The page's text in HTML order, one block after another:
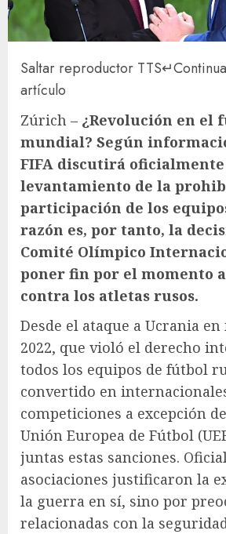
Saltar reproductor TTS↵
artículo
Zúrich – ¿Revolución en el
mundial? Según
FIFA discutirá
levantamiento de la
participación de los
razón es, por tanto, la
Comité Olímpico
poner fin por el momento
contra los atletas rusos.
Desde el ataque a Ucrania
2022, que violó el derecho
todos los equipos de fútbol
convertido en
competiciones a excepción
Unión Europea de Fútbol
juntas estas sanciones.
asociaciones justificaron la
la guerra en sí, sino por
relacionadas con la